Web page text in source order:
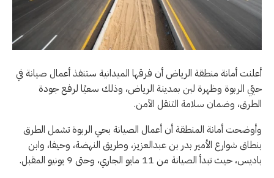
أعلنت أمانة منطقة الرياض أن فرقها الميدانية ستنفذ أعمال صيانة في
حيّي الربوة وظهرة لبن بمدينة الرياض، وذلك سعيًا لرفع جودة
الطرق، وضمان سلامة التنقل الآمن.
وأوضحت أمانة المنطقة أن أعمال الصيانة بحي الربوة تشمل الطرق
بنطاق شوارع الأمير بدر بن عبدالعزيز، وطريق النهضة، وحيفا، وابن
باديس، حيث تبدأ الصيانة من 11 مايو الجاري، وحتى 9 يونيو المقبل.